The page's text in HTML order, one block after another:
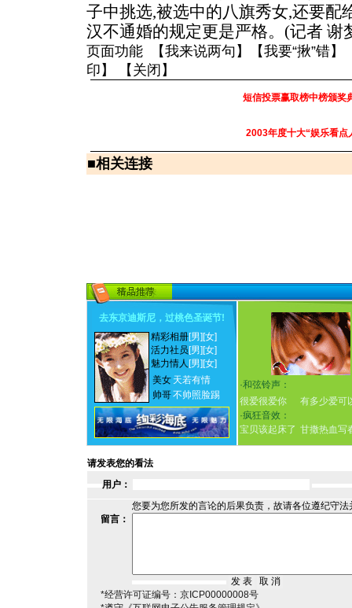
子中挑选,被选中的八旗秀女,还要配
汉不通婚的规定更是严格。(记者 谢
页面功能 【我来说两句 】【我要“揪”错】
印 】 【 关闭 】
短信投票赢取榜中榜颁奖
2003年度十大“娱乐看点
■相关连接
去东京迪斯尼，过桃色圣诞节!
精彩相册[男] [女]
活力社员 [男] [女]
魅力情人 [男] [女]
美女 天若有情
帅哥不帅照脸踢
·和弦铃声：
很爱很爱你
有多少爱可
·疯狂音效：
宝贝该起床了 甘撒热血写
请发表您的看法
用户：
您要为您所发的言论的后果负责，故请各位遵纪守
留言：
*经营许可证编号：京ICP00000008号